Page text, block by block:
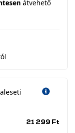
átvehető
21 299 Ft